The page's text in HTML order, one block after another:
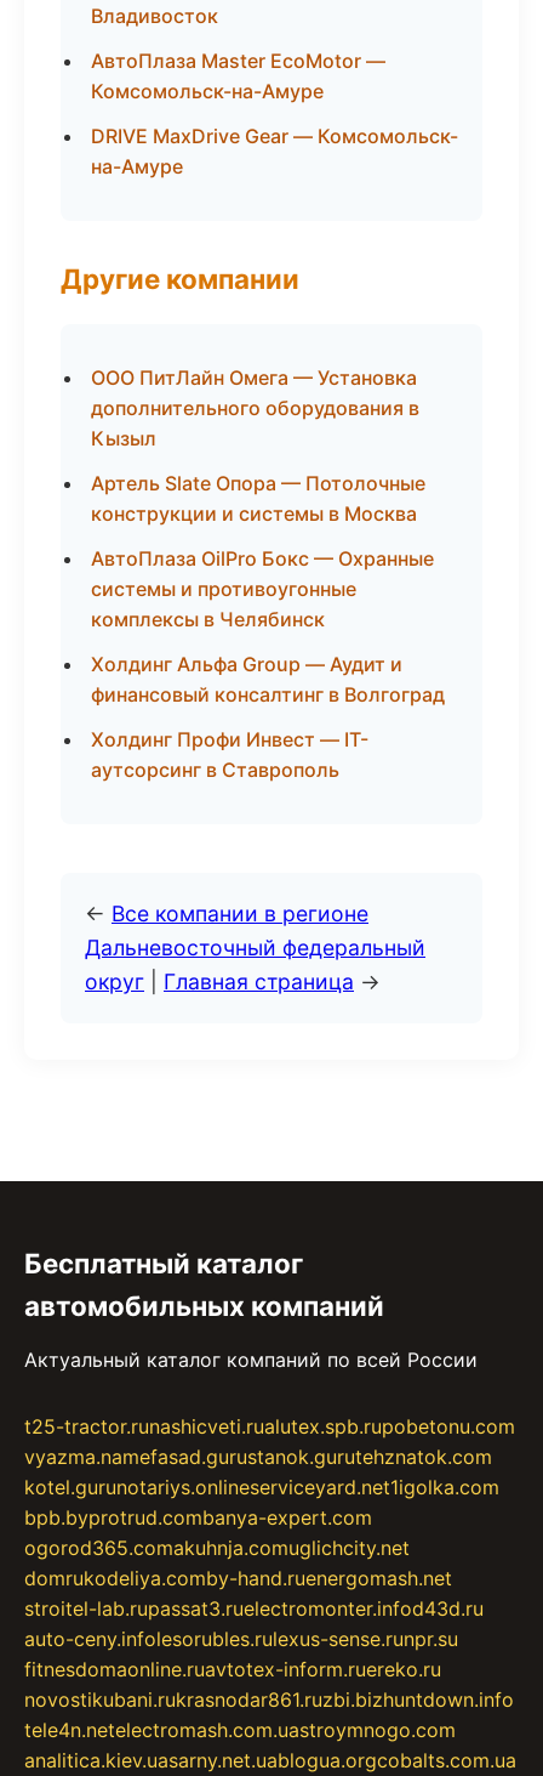
Владивосток
АвтоПлаза Master EcoMotor —
Комсомольск-на-Амуре
DRIVE MaxDrive Gear — Комсомольск-
на-Амуре
Другие компании
ООО ПитЛайн Омега — Установка
дополнительного оборудования в
Кызыл
Артель Slate Опора — Потолочные
конструкции и системы в Москва
АвтоПлаза OilPro Бокс — Охранные
системы и противоугонные
комплексы в Челябинск
Холдинг Альфа Group — Аудит и
финансовый консалтинг в Волгоград
Холдинг Профи Инвест — IT-
аутсорсинг в Ставрополь
← Все компании в регионе
Дальневосточный федеральный
округ
Главная страница →
Бесплатный каталог
автомобильных компаний
Актуальный каталог компаний по всей России
t25-tractor.runashicveti.rualutex.spb.rupobetonu.com
vyazma.namefasad.gurustanok.gurutehznatok.com
kotel.gurunotariys.onlineserviceyard.net1igolka.com
bpb.byprotrud.combanya-expert.com
ogorod365.comakuhnja.comuglichcity.net
domrukodeliya.comby-hand.ruenergomash.net
stroitel-lab.rupassat3.ruelectromonter.infod43d.ru
auto-ceny.infolesorubles.rulexus-sense.runpr.su
fitnesdomaonline.ruavtotex-inform.ruereko.ru
novostikubani.rukrasnodar861.ruzbi.bizhuntdown.info
tele4n.netelectromash.com.uastroymnogo.com
analitica.kiev.uasarny.net.uablogua.orgcobalts.com.ua